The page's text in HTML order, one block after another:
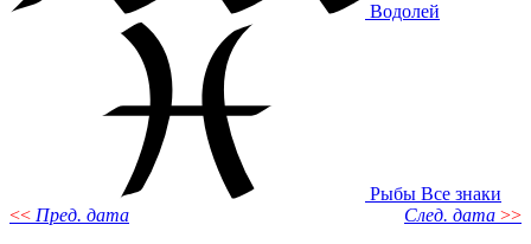
Водолей
Рыбы Все знаки
<< Пред. дата След. дата >>